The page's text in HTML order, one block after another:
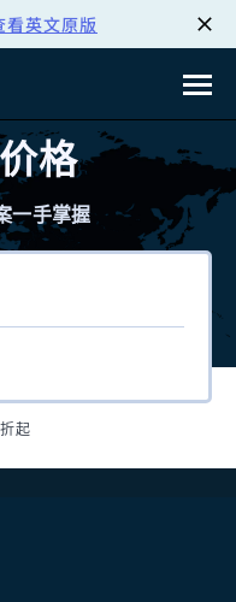
看英文原版
格
一手掌握
起